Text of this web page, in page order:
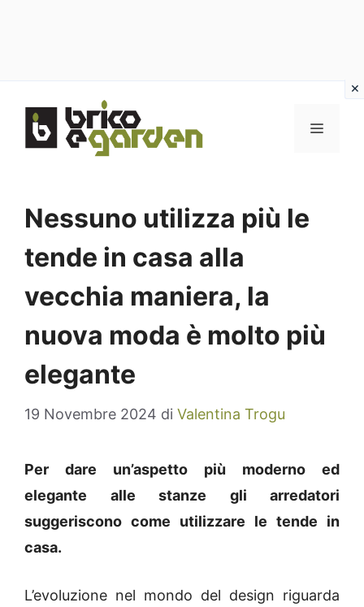
contenuto
MENU
Nessuno utilizza più le
tende in casa alla
vecchia maniera, la
nuova moda è molto più
elegante
19 Novembre 2024 di Valentina Trogu
Per dare un’aspetto più moderno ed
elegante alle stanze gli arredatori
suggeriscono come utilizzare le tende in
casa.
L’evoluzione nel mondo del design riguarda